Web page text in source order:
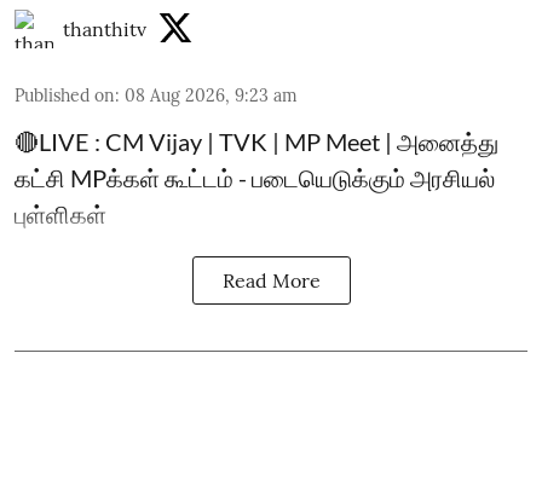
thanthitv
Published on: 08 Aug 2026, 9:23 am
🔴LIVE : CM Vijay | TVK | MP Meet | அனைத்து
கட்சி MPக்கள் கூட்டம் - படையெடுக்கும் அரசியல்
புள்ளிகள்
Read More